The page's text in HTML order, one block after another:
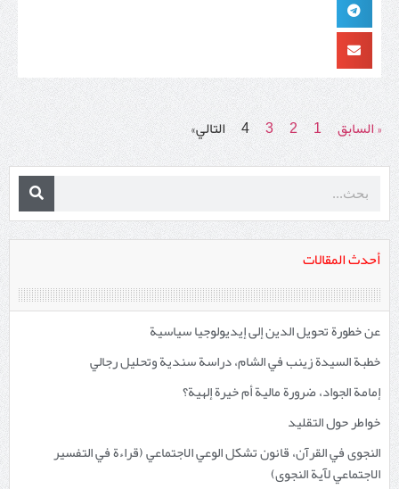
أحدث المقالات
عن خطورة تحويل الدين إلى إيديولوجيا سياسية
خطبة السيدة زينب في الشام، دراسة سندية وتحليل رجالي
إمامة الجواد، ضرورة مالية أم خيرة إلهية؟
خواطر حول التقليد
النجوى في القرآن، قانون تشكل الوعي الاجتماعي (قراءة في التفسير
الاجتماعي لآية النجوى)
« السابق 1
2
3
4 التالي»